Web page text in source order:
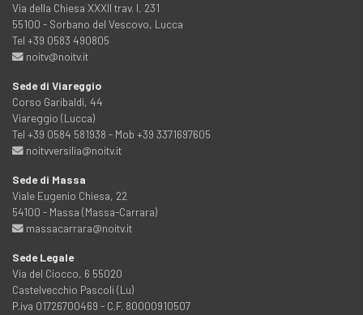
Via della Chiesa XXXII trav. I, 231
55100 - Sorbano del Vescovo, Lucca
Tel +39 0583 490805
noitv@noitv.it
Sede di Viareggio
Corso Garibaldi, 44
Viareggio (Lucca)
Tel +39 0584 581938 - Mob +39 3371697605
noitvversilia@noitv.it
Sede di Massa
Viale Eugenio Chiesa, 22
54100 - Massa (Massa-Carrara)
massacarrara@noitv.it
Sede Legale
Via del Ciocco, 6 55020
Castelvecchio Pascoli (Lu)
P.iva 01726700469 - C.F. 80000910507